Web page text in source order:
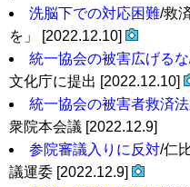
洗脳下での対応困難/救
を」 [2022.12.10]
統一協会の被害広げるな
文化庁に提出 [2022.12.10]
統一協会の被害者救済
衆院本会議 [2022.12.9]
参院審議入りに反対/仁
議運委 [2022.12.9]